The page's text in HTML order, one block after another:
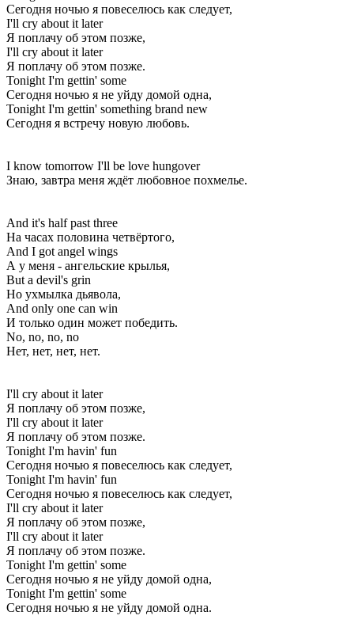
Сегодня ночью я повеселюсь как следует,
I'll cry about it later
Я поплачу об этом позже,
I'll cry about it later
Я поплачу об этом позже.
Tonight I'm gettin' some
Сегодня ночью я не уйду домой одна,
Tonight I'm gettin' something brand new
Сегодня я встречу новую любовь.
I know tomorrow I'll be love hungover
Знаю, завтра меня ждёт любовное похмелье.
And it's half past three
На часах половина четвёртого,
And I got angel wings
А у меня - ангельские крылья,
But a devil's grin
Но ухмылка дьявола,
And only one can win
И только один может победить.
No, no, no, no
Нет, нет, нет, нет.
I'll cry about it later
Я поплачу об этом позже,
I'll cry about it later
Я поплачу об этом позже.
Tonight I'm havin' fun
Сегодня ночью я повеселюсь как следует,
Tonight I'm havin' fun
Сегодня ночью я повеселюсь как следует,
I'll cry about it later
Я поплачу об этом позже,
I'll cry about it later
Я поплачу об этом позже.
Tonight I'm gettin' some
Сегодня ночью я не уйду домой одна,
Tonight I'm gettin' some
Сегодня ночью я не уйду домой одна.